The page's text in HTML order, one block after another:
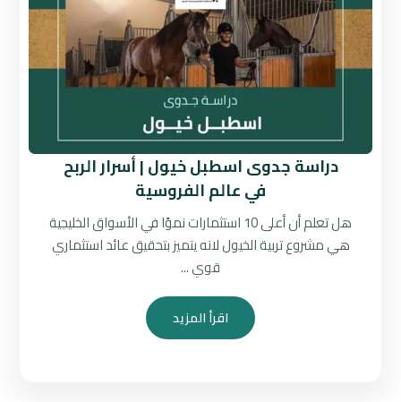
دراسة جدوى اسطبل خيول | أسرار الربح
في عالم الفروسية
هل تعلم أن أعلى 10 استثمارات نموًا في الأسواق الخليجية
هي مشروع تربية الخيول لانه يتميز بتحقيق عائد استثماري
قوي ...
اقرأ المزيد